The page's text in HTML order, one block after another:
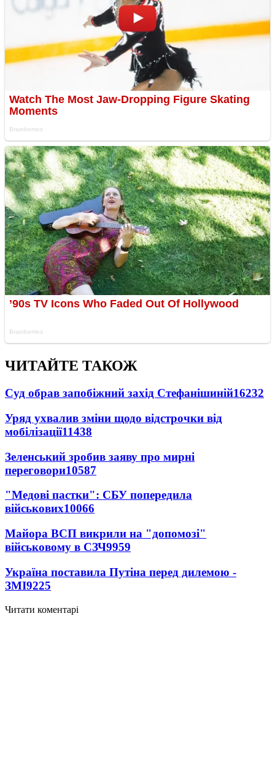
ЧИТАЙТЕ ТАКОЖ
Суд обрав запобіжний захід Стефанішиній16232
Уряд ухвалив зміни щодо відстрочки від
мобілізації11438
Зеленський зробив заяву про мирні
переговори10587
"Медові пастки": СБУ попередила
військових10066
Майора ВСП викрили на "допомозі"
військовому в СЗЧ9959
Україна поставила Путіна перед дилемою -
ЗМІ9225
Читати коментарі